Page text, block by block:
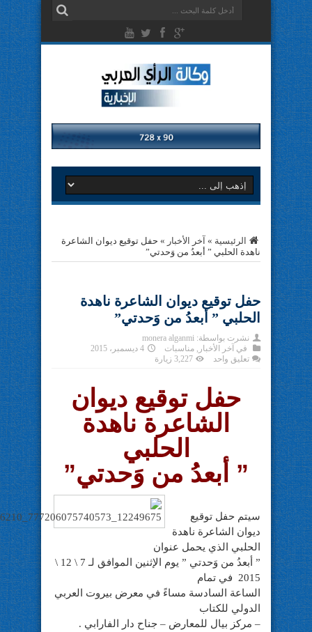
الرئيسية » آخر الأخبار » حفل توقيع ديوان الشاعرة
ناهدة الحلبي ” أبعدُ من وَحدتي”
حفل توقيع ديوان الشاعرة ناهدة
الحلبي ” أبعدُ من وَحدتي”
نشرت بواسطة: monera alganmi
في آخر الأخبار , مناسبات
4 ديسمبر، 2015
تعليق واحد
3,227 زيارة
حفل توقيع ديوان
الشاعرة ناهدة
الحلبي
” أبعدُ من وَحدتي”
سيتم حفل توقيع
ديوان الشاعرة ناهدة
الحلبي الذي يحمل عنوان
” أبعدُ من وَحدتي ” يوم الإثنين الموافق لـ 7 \ 12 \
2015 في تمام
الساعة السادسة مساءً في معرض بيروت العربي
الدولي للكتاب
– مركز بيال للمعارض – جناح دار الفارابي .